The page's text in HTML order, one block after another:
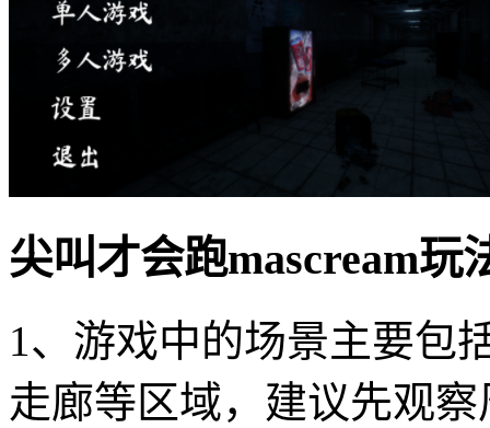
尖叫才会跑mascream玩
1、游戏中的场景主要包
走廊等区域，建议先观